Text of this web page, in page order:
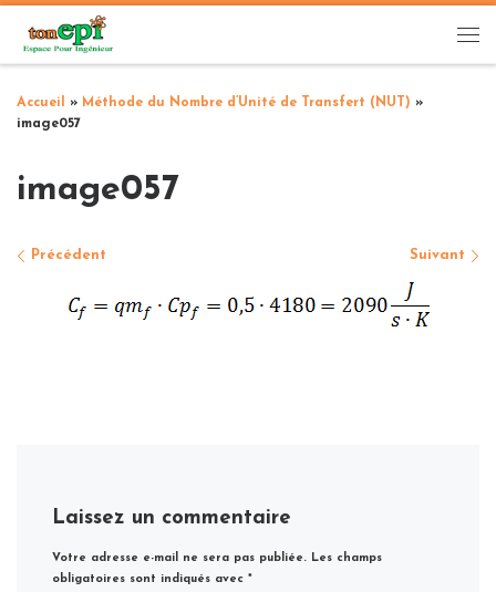
Passer au contenu
Accueil » Méthode du Nombre d’Unité de Transfert (NUT) »
image057
image057
Navigation des images
Précédent Suivant
Laissez un commentaire
Votre adresse e-mail ne sera pas publiée. Les champs
obligatoires sont indiqués avec*